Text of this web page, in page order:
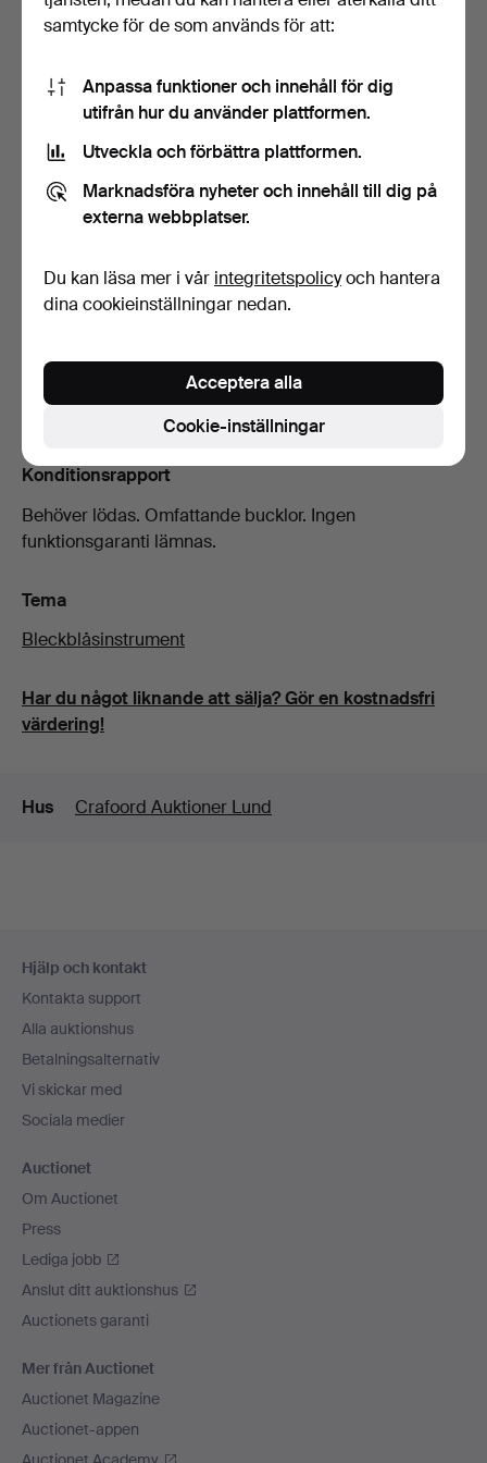
Budhistorik
20 apr, 13:57 1 907 USD
Beskrivning
Ur en sydsvensk instrumentsamling.
Konditionsrapport
Behöver lödas. Omfattande bucklor. Ingen
funktionsgaranti lämnas.
Tema
Bleckblåsinstrument
Har du något liknande att sälja? Gör en kostnadsfri
värdering!
Detaljer
Hus Crafoord Auktioner Lund
Hjälp och kontakt
Kontakta support
Alla auktionshus
Betalningsalternativ
Vi skickar med
Sociala medier
Auctionet
Om Auctionet
Press
Lediga jobb
Anslut ditt auktionshus
Auctionets garanti
Mer från Auctionet
Auctionet Magazine
Auctionet-appen
samtycke för de som används för att:
Anpassa funktioner och innehåll för dig
utifrån hur du använder plattformen.
Utveckla och förbättra plattformen.
Marknadsföra nyheter och innehåll till dig på
externa webbplatser.
Du kan läsa mer i vår integritetspolicyoch hantera
dina cookieinställningar nedan.
Cookie-inställningar
Acceptera alla